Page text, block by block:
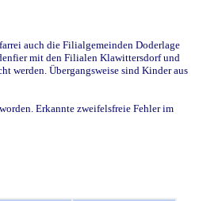
auch die Filialgemeinden Doderlage
mit den Filialen Klawittersdorf und
werden. Übergangsweise sind Kinder aus
Erkannte zweifelsfreie Fehler im